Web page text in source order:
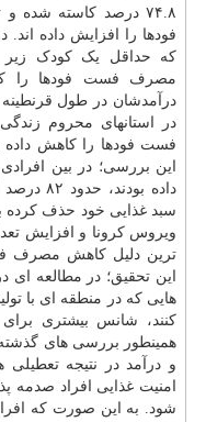
۷۴.۸ درصد کاسته
فودها را افزایش داده
که حداقل یک کودک زیر
مصرف فست فودها را
درآمدشان در طول
در استانهای محروم
فست فودها را کاهش داده
این بررسی؛ در بین
داده
سبد غذایی خود حذف کرده
ویروس کرونا و افزایش
ترین دلیل کاهش مصرف
این تحقیق؛ در مطالعه ای
کنند، شانس بیشتری برای
همینطور بررسی های
و درآمد در نتیجه تعطیلی
امنیت غذایی افراد صدمه
شود. به این صورت که